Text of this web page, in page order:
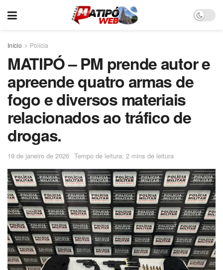
Início Polícia
MATIPÓ – PM prende autor e
apreende quatro armas de
fogo e diversos materiais
relacionados ao tráfico de
drogas.
19 de janeiro de 2026 Tempo de leitura: 2 mins de leitura